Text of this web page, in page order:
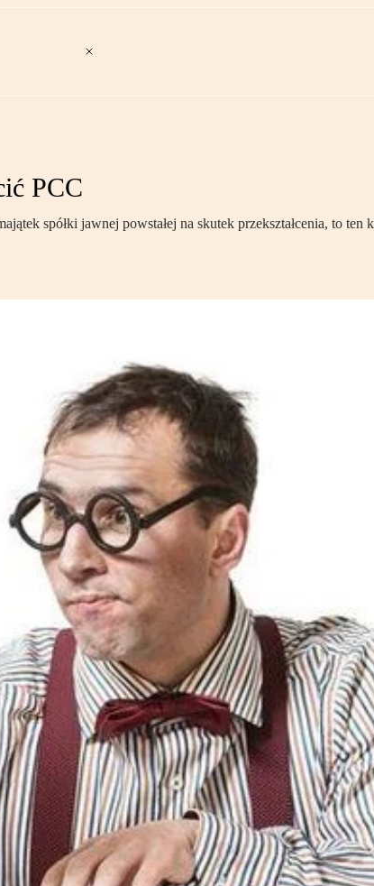
PCC
spółki jawnej powstałej na skutek przekształcenia, to